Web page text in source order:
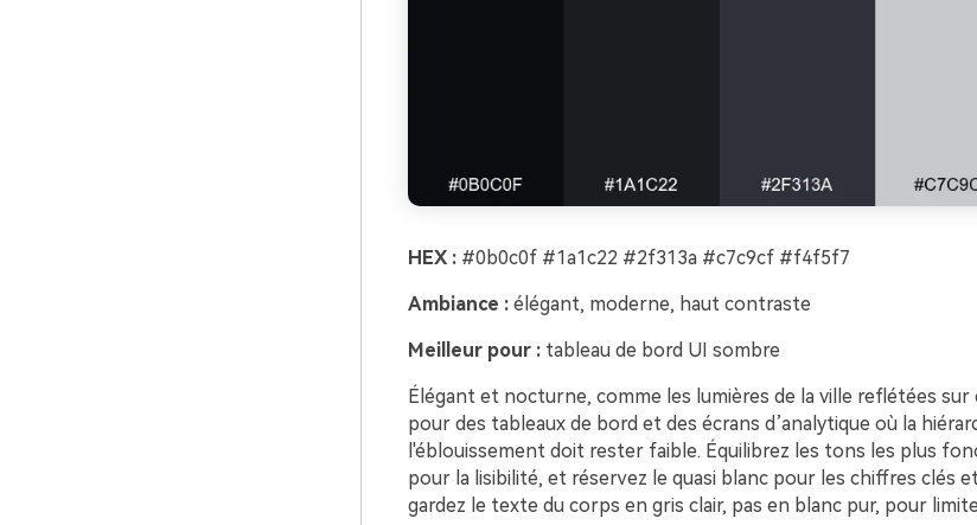
HEX :#0b0c0f #1a1c22 #2f313a #c7c9cf #f4f5f7
Ambiance :élégant, moderne, haut contraste
Meilleur pour :tableau de bord UI sombre
Élégant et nocturne, comme les lumières de la ville reflétées sur
pour des tableaux de bord et des écrans d’analytique où la
l'éblouissement doit rester faible. Équilibrez les tons les plus
pour la lisibilité, et réservez le quasi blanc pour les chiffres clés
gardez le texte du corps en gris clair, pas en blanc pur, pour